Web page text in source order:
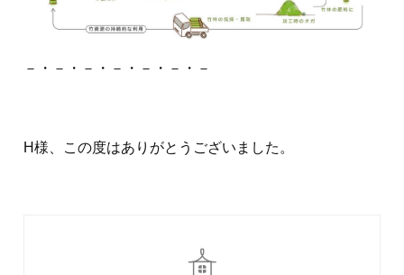
－・－・－・－・－・－・－
H様、この度はありがとうございました。